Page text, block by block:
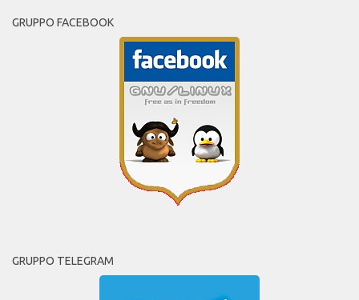
GRUPPO FACEBOOK
GRUPPO TELEGRAM